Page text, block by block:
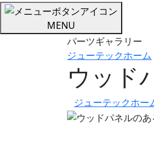
MENU
パーツギャラリー
ジューテックホーム
ウッド
ジューテックホー